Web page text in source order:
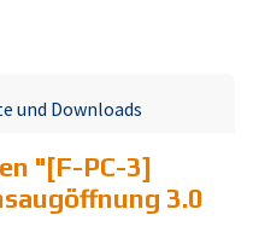
und Downloads
"[F-PC-3]
3.0